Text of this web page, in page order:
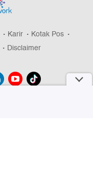
Karir
Kotak Pos
Disclaimer